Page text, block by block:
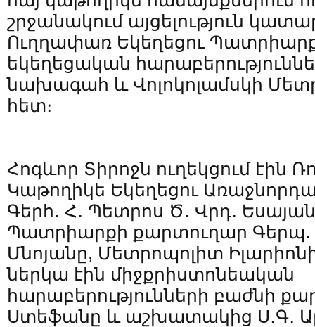
շրջանակում այցելություն
Ուղղափառ Եկեղեցու
եկեղեցական
նախագահ և Վոլոկոլամսկի
հետ։
Հոգևոր Տիրոջն ուղեկցում էին
Կաթողիկե Եկեղեցու
Գերհ․ Հ․ Պետրոս Ծ․ Վրդ․
Պատրիարքի քարտուղար Գերպ․
Մնոյանը, Մետրոպոլիտ
ներկա էին միջքրիստոնեական
հարաբերությունների բաժնի
Ստեֆանը և աշխատակից Ս․Գ․